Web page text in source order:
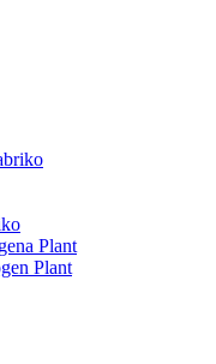
Plant
Plant